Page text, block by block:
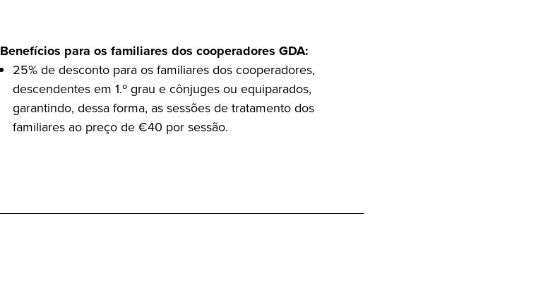
Benefícios para os familiares dos cooperadores GDA:
25% de desconto para os familiares dos cooperadores,
descendentes em 1.º grau e cônjuges ou equiparados,
garantindo, dessa forma, as sessões de tratamento dos
familiares ao preço de €40 por sessão.